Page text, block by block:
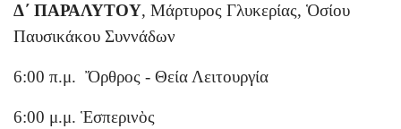
Δ΄ ΠΑΡΑΛΥΤΟΥ, Mάρτυρος Γλυκερίας, Ὁσίου
Παυσικάκου Συννάδων
6:00 π.μ. Ὄρθρος - Θεία Λειτουργία
6:00 μ.μ. Ἑσπερινὸς